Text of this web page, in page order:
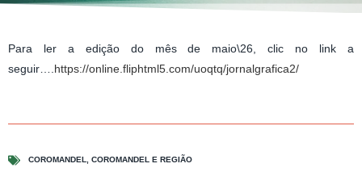
Para ler a edição do mês de maio\26, clic no link a
seguir….https://online.fliphtml5.com/uoqtq/jornalgrafica2/
COROMANDEL, COROMANDEL E REGIÃO